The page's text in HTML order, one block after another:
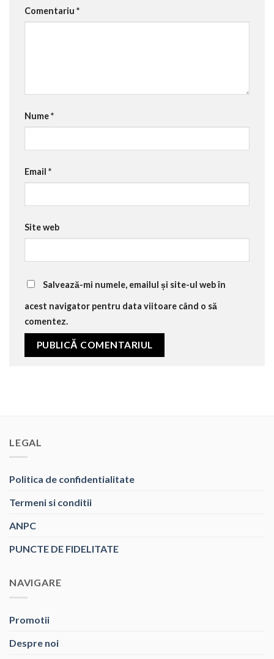
Comentariu *
Nume*
Email *
Site web
Salvează-mi numele, emailul și site-ul web în
acest navigator pentru data viitoare când o să
comentez.
LEGAL
Politica de confidentialitate
Termeni si conditii
ANPC
PUNCTE DE FIDELITATE
NAVIGARE
Promotii
Despre noi